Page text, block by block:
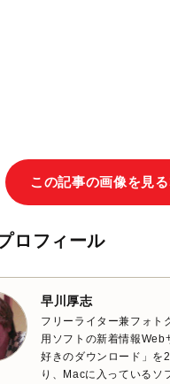
この記事の画像を見る
ロフィール
早川厚志
フリーライター兼フォト
用ソフトの新着情報Web
好きのダウンロード」を
り、Macに入っているソ